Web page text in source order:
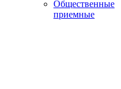
Общественные
приемные